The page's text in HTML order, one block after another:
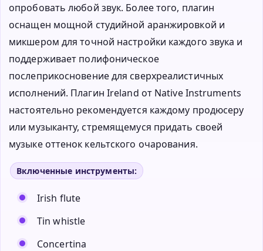
опробовать любой звук. Более того, плагин
оснащен мощной студийной аранжировкой и
микшером для точной настройки каждого звука и
поддерживает полифоническое
послеприкосновение для сверхреалистичных
исполнений. Плагин Ireland от Native Instruments
настоятельно рекомендуется каждому продюсеру
или музыканту, стремящемуся придать своей
музыке оттенок кельтского очарования.
Включенные инструменты:
Irish flute
Tin whistle
Concertina